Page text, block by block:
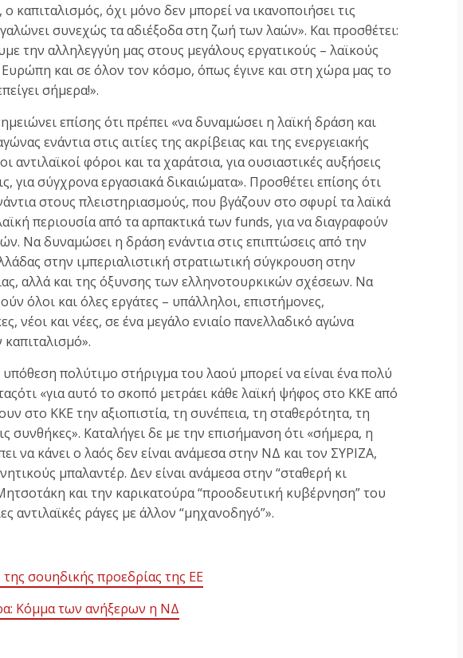
όχι μόνο δεν μπορεί να ικανοποιήσει τις
συνεχώς τα αδιέξοδα στη ζωή των λαών». Και προσθέτει:
την αλληλεγγύη μας στους μεγάλους εργατικούς – λαϊκούς
και σε όλον τον κόσμο, όπως έγινε και στη χώρα μας το
σήμερα!».
επίσης ότι πρέπει «να δυναμώσει η λαϊκή δράση και
ενάντια στις αιτίες της ακρίβειας και της ενεργειακής
αντιλαϊκοί φόροι και τα χαράτσια, για ουσιαστικές αυξήσεις
για σύγχρονα εργασιακά δικαιώματα». Προσθέτει επίσης ότι
στους πλειστηριασμούς, που βγάζουν στο σφυρί τα λαϊκά
περιουσία από τα αρπακτικά των funds, για να διαγραφούν
Να δυναμώσει η δράση ενάντια στις επιπτώσεις από την
στην ιμπεριαλιστική στρατιωτική σύγκρουση στην
αλλά και της όξυνσης των ελληνοτουρκικών σχέσεων. Να
όλοι και όλες εργάτες – υπάλληλοι, επιστήμονες,
νέοι και νέες, σε ένα μεγάλο ενιαίο πανελλαδικό αγώνα
υπόθεση πολύτιμο στήριγμα του λαού μπορεί να είναι ένα πολύ
«για αυτό το σκοπό μετράει κάθε λαϊκή ψήφος στο ΚΚΕ από
στο ΚΚΕ την αξιοπιστία, τη συνέπεια, τη σταθερότητα, τη
συνθήκες». Καταλήγει δε με την επισήμανση ότι «σήμερα, η
να κάνει ο λαός δεν είναι ανάμεσα στην ΝΔ και τον ΣΥΡΙΖΑ,
μπαλαντέρ. Δεν είναι ανάμεσα στην “σταθερή κι
και την καρικατούρα “προοδευτική κυβέρνηση” του
αντιλαϊκές ράγες με άλλον “μηχανοδηγό”».
σουηδικής προεδρίας της ΕΕ
Κόμμα των ανήξερων η ΝΔ